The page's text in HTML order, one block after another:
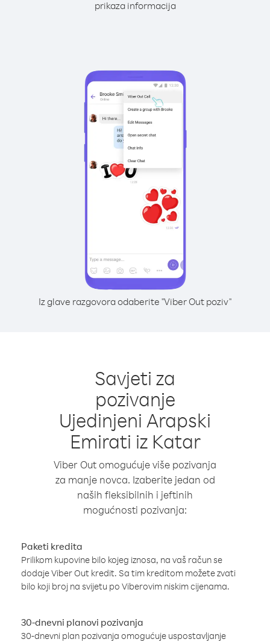
prikaza informacija
Iz glave razgovora odaberite "Viber Out poziv"
Savjeti za
pozivanje
Ujedinjeni Arapski
Emirati iz Katar
Viber Out omogućuje više pozivanja
za manje novca. Izaberite jedan od
naših fleksibilnih i jeftinih
mogućnosti pozivanja:
Paketi kredita
Prilikom kupovine bilo kojeg iznosa, na vaš račun se
dodaje Viber Out kredit. Sa tim kreditom možete zvati
bilo koji broj na svijetu po Viberovim niskim cijenama.
30-dnevni planovi pozivanja
30-dnevni plan pozivanja omogućuje uspostavljanje